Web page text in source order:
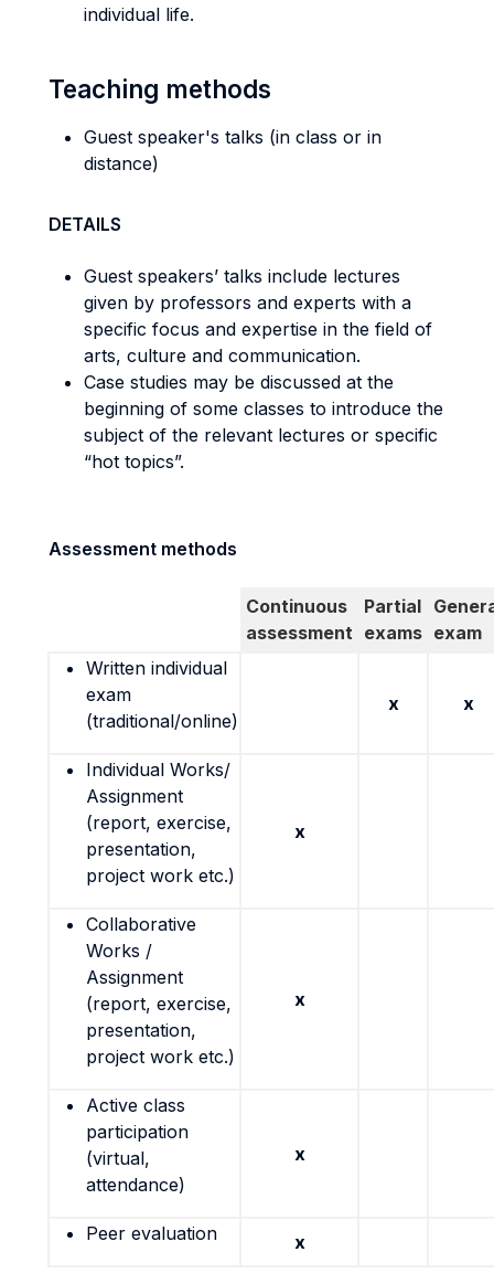
individual life.
Teaching methods
Guest speaker's talks (in class or in
distance)
DETAILS
Guest speakers’ talks include lectures
given by professors and experts with a
specific focus and expertise in the field of
arts, culture and communication.
Case studies may be discussed at the
beginning of some classes to introduce the
subject of the relevant lectures or specific
“hot topics”.
Assessment methods
Continuous
assessment
Partial
exams exam
Written individual
exam
(traditional/online)
x x
Individual Works/
Assignment
(report, exercise,
presentation,
project work etc.)
x
Collaborative
Works /
Assignment
(report, exercise,
presentation,
project work etc.)
x
Active class
participation
(virtual,
attendance)
x
Peer evaluation x